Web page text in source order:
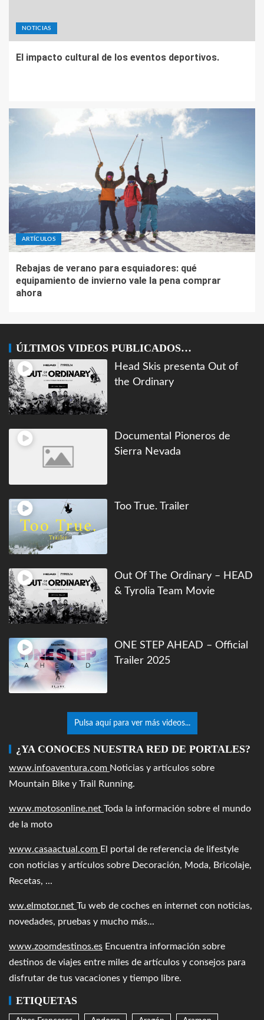
NOTICIAS
El impacto cultural de los eventos deportivos.
ARTÍCULOS
Rebajas de verano para esquiadores: qué
equipamiento de invierno vale la pena comprar
ahora
ÚLTIMOS VIDEOS PUBLICADOS…
Head Skis presenta Out of
the Ordinary
Documental Pioneros de
Sierra Nevada
Too True. Trailer
Out Of The Ordinary – HEAD
& Tyrolia Team Movie
ONE STEP AHEAD – Official
Trailer 2025
Pulsa aquí para ver más videos...
¿YA CONOCES NUESTRA RED DE PORTALES?
www.infoaventura.com Noticias y artículos sobre
Mountain Bike y Trail Running.
www.motosonline.net Toda la información sobre el mundo
de la moto
www.casaactual.com El portal de referencia de lifestyle
con noticias y artículos sobre Decoración, Moda, Bricolaje,
Recetas, ...
ww.elmotor.net Tu web de coches en internet con noticias,
novedades, pruebas y mucho más...
www.zoomdestinos.es Encuentra información sobre
destinos de viajes entre miles de artículos y consejos para
disfrutar de tus vacaciones y tiempo libre.
ETIQUETAS